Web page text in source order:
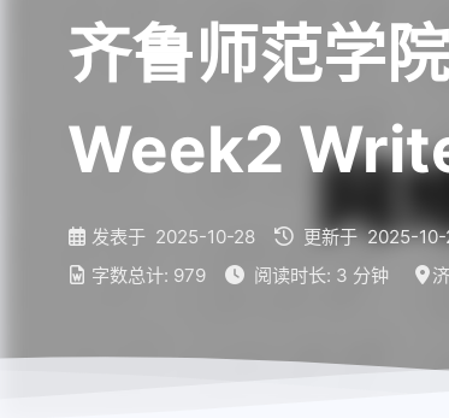
齐鲁师范学
Week2
发表于 2025-10-28 更新于 2025-10-
字数总计: 979 阅读时长: 3 分钟